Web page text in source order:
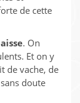
de cette
. On
Et on y
de vache, de
doute